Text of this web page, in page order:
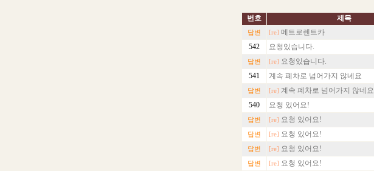
번호
제 목
답변 [re] 메트로렌트카
542
요청있습니다.
답변 [re] 요청있습니다.
541
계속 폐차로 넘어가지 않네요
답변 [re] 계속 폐차로 넘어가지 않네요
540
요청 있어요!
답변 [re] 요청 있어요!
답변 [re] 요청 있어요!
답변 [re] 요청 있어요!
답변 [re] 요청 있어요!